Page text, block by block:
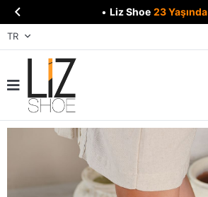
 • Liz Shoe 23 Yaşında
TR